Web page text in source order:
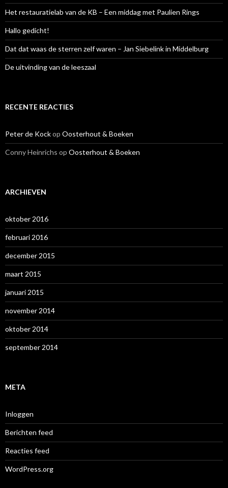
Het restauratielab van de KB – Een middag met Paulien Rings
Hallo gedicht!
Dat dat waas de sterren zelf waren – Jan Siebelink in Middelburg
De uitvinding van de leeszaal
RECENTE REACTIES
Peter de Kockop Oosterhout & Boeken
Conny Heinrichs op Oosterhout & Boeken
ARCHIEVEN
oktober 2016
februari 2016
december 2015
maart 2015
januari 2015
november 2014
oktober 2014
september 2014
META
Inloggen
Berichten feed
Reacties feed
WordPress.org